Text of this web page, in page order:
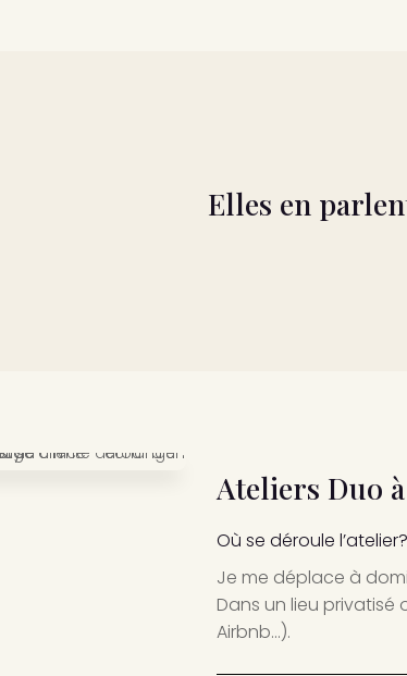
Elles en
Ateliers Duo
Où se déroule l’atelier?
Je me déplace à
Dans un lieu
Airbnb…).